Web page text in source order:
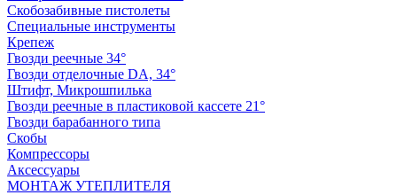
Скобозабивные пистолеты
Специальные инструменты
Крепеж
Гвозди реечные 34°
Гвозди отделочные DA, 34°
Штифт, Микрошпилька
Гвозди реечные в пластиковой кассете 21°
Гвозди барабанного типа
Скобы
Компрессоры
Аксессуары
МОНТАЖ УТЕПЛИТЕЛЯ